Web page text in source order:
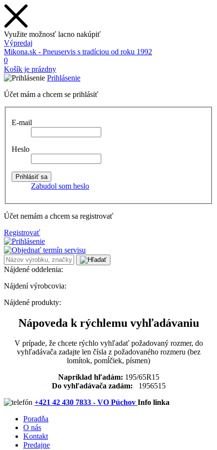
Využite možnosť lacno nakúpiť
Výpredaj
Mikona.sk - Pneuservis s tradíciou od roku 1992
0
Košík je prázdny
Prihlásenie
Účet mám a chcem se prihlásiť
E-mail
Heslo
Zabudol som heslo
Účet nemám a chcem sa registrovať
Registrovať
Nájdené oddelenia:
Nájdení výrobcovia:
Nájdené produkty:
Nápoveda k rýchlemu vyhľadávaniu
V prípade, že chcete rýchlo vyhľadať požadovaný rozmer, do
vyhľadávača zadajte len čísla z požadovaného rozmeru (bez
lomítok, pomĺčiek, písmen)
Napríklad hľadám: 195/65R15
Do vyhľadávača zadám: 1956515
+421 42 430 7833 - VO Púchov Info linka
Poradňa
O nás
Kontakt
Predajne